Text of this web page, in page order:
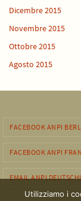
Dicembre 2015
Novembre 2015
Ottobre 2015
Agosto 2015
FACEBOOK ANPI
FACEBOOK ANPI
EMAIL ANPI
Utilizziamo i